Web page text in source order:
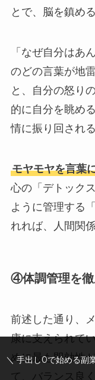
とで、脳を鎮め
「なぜ自分はあ
のどの言葉が地
と、自分の怒り
的に自分を眺め
情に振り回され
モヤモヤを言葉
心の「デトック
ように管理する
れれば、人間関
④体調管理を徹
前述した通り、
康に支えられて
めに最も即効性
て、バランス良
＼ 手出し0で始める副